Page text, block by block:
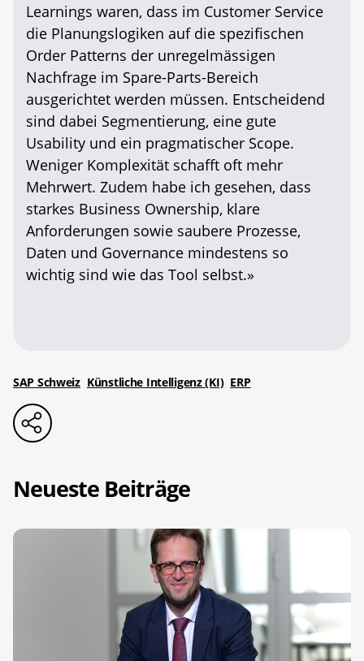
Learnings waren, dass im Customer Service
die Planungslogiken auf die spezifischen
Order Patterns der unregelmässigen
Nachfrage im Spare-Parts-Bereich
ausgerichtet werden müssen. Entscheidend
sind dabei Segmentierung, eine gute
Usability und ein pragmatischer Scope.
Weniger Komplexität schafft oft mehr
Mehrwert. Zudem habe ich gesehen, dass
starkes Business Ownership, klare
Anforderungen sowie saubere Prozesse,
Daten und Governance mindestens so
wichtig sind wie das Tool selbst.»
SAP Schweiz Künstliche Intelligenz (KI) ERP
Neueste Beiträge